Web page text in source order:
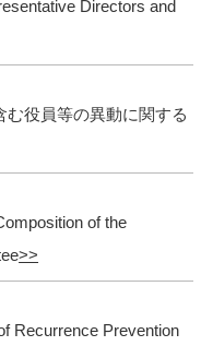
Directors and
役員等の異動に関する
of the
Recurrence Prevention